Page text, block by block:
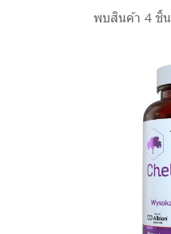
พบสินค้า 4 ชิ้น